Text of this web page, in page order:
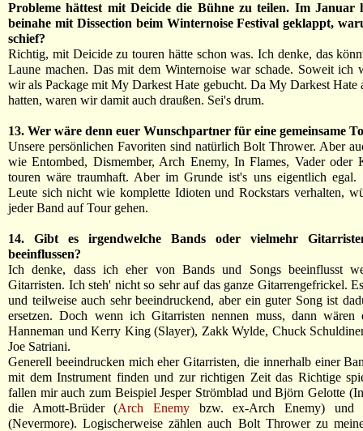
Probleme hättest mit Deicide die Bühne zu teilen. Im Januar
beinahe mit Dissection beim Winternoise Festival geklappt,
schief?
Richtig, mit Deicide zu touren hätte schon was. Ich denke, das
Laune machen. Das mit dem Winternoise war schade. Soweit ich
wir als Package mit My Darkest Hate gebucht. Da My Darkest Hate
hatten, waren wir damit auch draußen. Sei's drum.
13. Wer wäre denn euer Wunschpartner für eine gemeinsame
Unsere persönlichen Favoriten sind natürlich Bolt Thrower. Aber
wie Entombed, Dismember, Arch Enemy, In Flames, Vader oder
touren wäre traumhaft. Aber im Grunde ist's uns eigentlich egal.
Leute sich nicht wie komplette Idioten und Rockstars verhalten,
jeder Band auf Tour gehen.
14. Gibt es irgendwelche Bands oder vielmehr
beeinflussen?
Ich denke, dass ich eher von Bands und Songs beeinflusst
Gitarristen. Ich steh' nicht so sehr auf das ganze Gitarrengefrickel.
und teilweise auch sehr beeindruckend, aber ein guter Song ist
ersetzen. Doch wenn ich Gitarristen nennen muss, dann
Hanneman und Kerry King (Slayer), Zakk Wylde, Chuck
Joe Satriani.
Generell beeindrucken mich eher Gitarristen, die innerhalb einer
mit dem Instrument finden und zur richtigen Zeit das Richtige
fallen mir auch zum Beispiel Jesper Strömblad und Björn Gelotte
die Amott-Brüder (Arch Enemy bzw. ex-Arch Enemy) und
(Nevermore). Logischerweise zählen auch Bolt Thrower zu